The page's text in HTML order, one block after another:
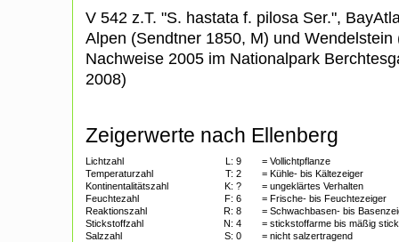
V 542 z.T. "S. hastata f. pilosa Ser.",
Alpen (Sendtner 1850, M) und
Nachweise 2005 im Nationalpark
2008)
Zeigerwerte nach Ellenberg
Lichtzahl L: 9
= Vollichtpflanze
Temperaturzahl
T: 2
= Kühle- bis Kältezeiger
Kontinentalitätszahl
K: ?
= ungeklärtes Verhalten
Feuchtezahl
F: 6
= Frische- bis Feuchtezeiger
Reaktionszahl
R: 8
= Schwachbasen- bis
Stickstoffzahl
N: 4
= stickstoffarme bis mäßig
Salzzahl
S: 0 = nicht salzertragend